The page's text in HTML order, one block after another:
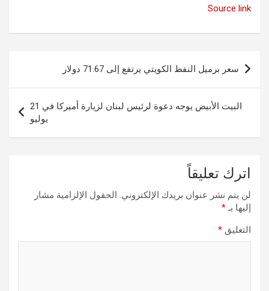
Source link
تصفّح
المقالات
سعر برميل النفط الكويتي يرتفع إلى 71.67 دولار
البيت الأبيض يوجه دعوة لرئيس لبنان لزيارة أميركا في 21
يوليو
اترك تعليقاً
لن يتم نشر عنوان بريدك الإلكتروني. الحقول الإلزامية مشار
إليها بـ*
التعليق *